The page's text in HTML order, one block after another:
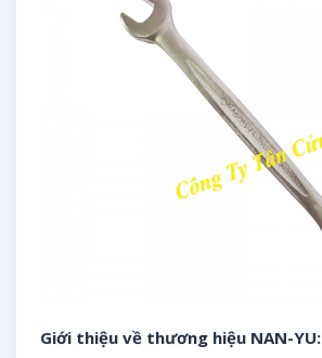
Giới thiệu về thương hiệu NAN-YU: